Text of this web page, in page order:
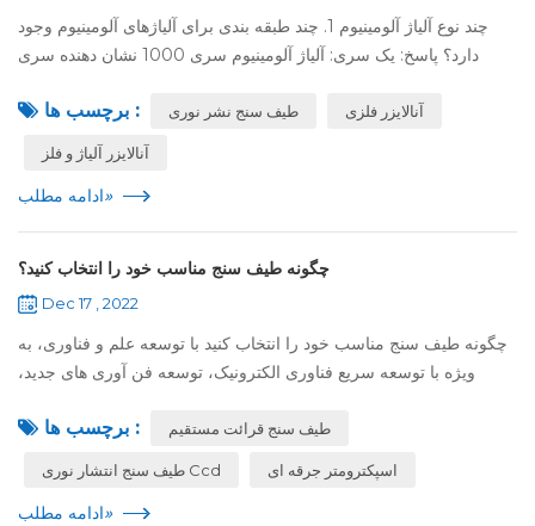
چند نوع آلیاژ آلومینیوم 1. چند طبقه بندی برای آلیاژهای آلومینیوم وجود
دارد؟ پاسخ: یک سری: آلیاژ آلومینیوم سری 1000 نشان دهنده سری
بین تمامی سر... برچسب ها : طیف سنج نشر نوری آنالایزر فلزی
آنالایزر آلیاژ و فلز
ادامه مطلب»
چگونه طیف سنج مناسب خود را انتخاب کنید؟
Dec 17 , 2022
چگونه طیف سنج مناسب خود را انتخاب کنید با توسعه علم و فناوری، به
ویژه با توسعه سریع فناوری الکترونیک، توسعه فن آوری های جدید،
نیازهای برنامه ... برچسب ها : طیف سنج قرائت مستقیم
طیف سنج انتشار نوری Ccd اسپکترومتر جرقه ای
ادامه مطلب»